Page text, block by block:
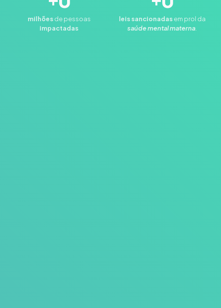
milhõesde pessoas
impactadas
leissancionadasem prol da
saúde mental materna.